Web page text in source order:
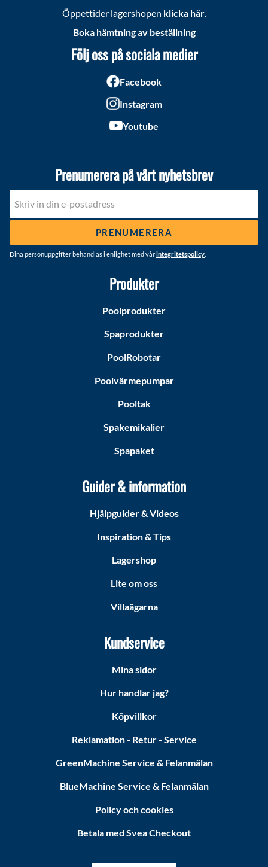
Öppettider lagershopen klicka här.
Boka hämtning av beställning
Följ oss på sociala medier
Facebook
Instagram
Youtube
Prenumerera på vårt nyhetsbrev
PRENUMERERA
Dina personuppgifter behandlas i enlighet med vårintegritetspolicy
Produkter
Poolprodukter
Spaprodukter
PoolRobotar
Poolvärmepumpar
Pooltak
Spakemikalier
Spapaket
Guider & information
Hjälpguider & Videos
Inspiration & Tips
Lagershop
Lite om oss
Villaägarna
Kundservice
Mina sidor
Hur handlar jag?
Köpvillkor
Reklamation - Retur - Service
GreenMachine Service & Felanmälan
BlueMachine Service & Felanmälan
Policy och cookies
Betala med Svea Checkout